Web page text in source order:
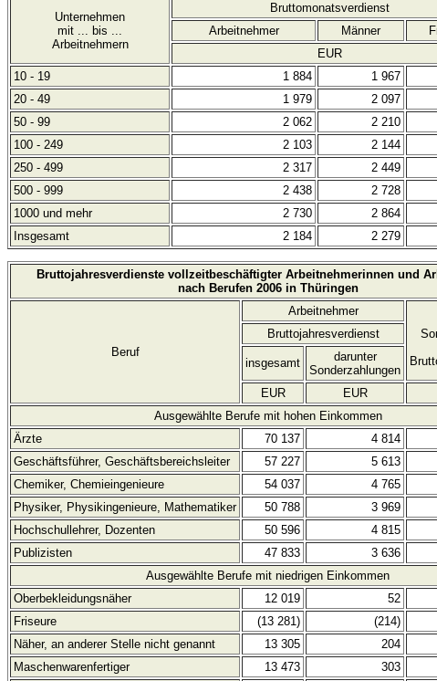
Unternehmen
mit ... bis ...
Arbeitnehmern
Bruttomonatsverdienst
Arbeitnehmer
Männer
EUR
10 - 19
1 884 1 967
20 - 49
1 979 2 097
50 - 99
2 062 2 210
100 - 249
2 103 2 144
250 - 499
2 317 2 449
500 - 999
2 438 2 728
1000 und mehr
2 730 2 864
Insgesamt
2 184 2 279
Bruttojahresverdienste vollzeitbeschäftigter Arbeitnehmerinnen und
nach Berufen 2006 in Thüringen
Beruf
Arbeitnehmer
Bruttojahresverdienst
insgesamt
darunter
Sonderzahlungen
EUR
EUR
Ausgewählte Berufe mit hohen Einkommen
Ärzte
70 137 4 814
Geschäftsführer, Geschäftsbereichsleiter
57 227 5 613
Chemiker, Chemieingenieure
54 037 4 765
Physiker, Physikingenieure, Mathematiker
50 788 3 969
Hochschullehrer, Dozenten
50 596 4 815
Publizisten
47 833 3 636
Ausgewählte Berufe mit niedrigen Einkommen
Oberbekleidungsnäher
12 019 52
Friseure
(13 281) (214)
Näher, an anderer Stelle nicht genannt
13 305 204
Maschenwarenfertiger
13 473 303